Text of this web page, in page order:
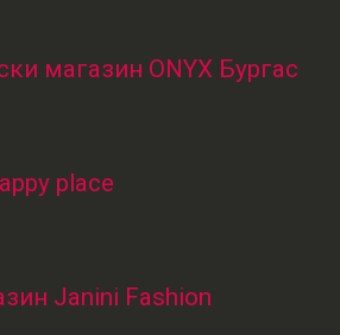
магазин ONYX Бургас
place
Janini Fashion